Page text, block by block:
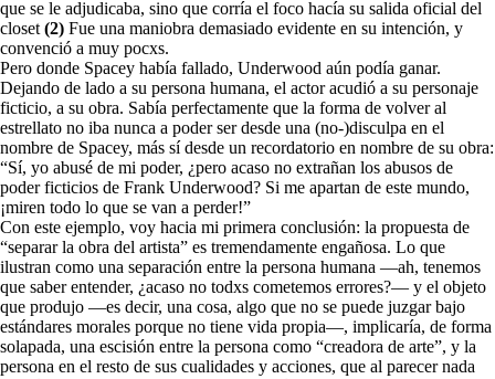
que se le adjudicaba, sino que corría el foco hacía su salida oficial del
closet (2) Fue una maniobra demasiado evidente en su intención, y
convenció a muy pocxs.
Pero donde Spacey había fallado, Underwood aún podía ganar.
Dejando de lado a su persona humana, el actor acudió a su personaje
ficticio, a su obra. Sabía perfectamente que la forma de volver al
estrellato no iba nunca a poder ser desde una (no-)disculpa en el
nombre de Spacey, más sí desde un recordatorio en nombre de su obra:
“Sí, yo abusé de mi poder, ¿pero acaso no extrañan los abusos de
poder ficticios de Frank Underwood? Si me apartan de este mundo,
¡miren todo lo que se van a perder!”
Con este ejemplo, voy hacia mi primera conclusión: la propuesta de
“separar la obra del artista” es tremendamente engañosa. Lo que
ilustran como una separación entre la persona humana —ah, tenemos
que saber entender, ¿acaso no todxs cometemos errores?— y el objeto
que produjo —es decir, una cosa, algo que no se puede juzgar bajo
estándares morales porque no tiene vida propia—, implicaría, de forma
solapada, una escisión entre la persona como “creadora de arte”, y la
persona en el resto de sus cualidades y acciones, que al parecer nada